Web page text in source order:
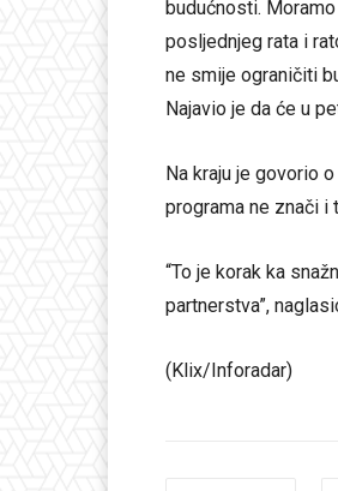
budućnosti.
posljednjeg rata i
ne smije ograničiti
Najavio je da će u
Na kraju je govorio
programa ne znači i
“To je korak ka
partnerstva”,
(Klix/Inforadar)